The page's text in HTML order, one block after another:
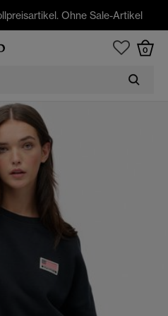
Ohne Sale-Artikel
0